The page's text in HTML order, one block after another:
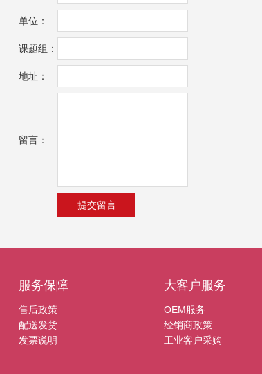
单位：
课题组：
地址：
留言：
服务保障
售后政策
配送发货
发票说明
大客户服务
OEM服务
经销商政策
工业客户采购